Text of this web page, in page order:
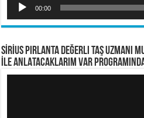
00:00
SİRİUS PIRLANTA Değerli Taş Uzmanı
İLE ANLATACAKLARIM VAR